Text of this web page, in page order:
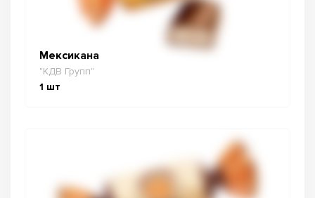
Мексикана
"КДВ Групп"
1 шт